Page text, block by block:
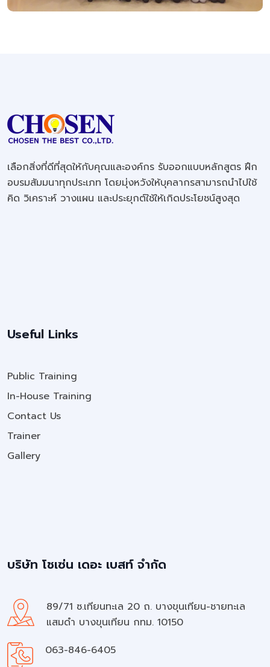
เลือกสิ่งที่ดีที่สุดให้กับคุณและองค์กร รับออกแบบหลักสูตร ฝึก
อบรมสัมมนาทุกประเภท โดยมุ่งหวังให้บุคลากรสามารถนำไปใช้
คิด วิเคราะห์ วางแผน และประยุกต์ใช้ให้เกิดประโยชน์สูงสุด
Useful Links
Public Training
In-House Training
Contact Us
Trainer
Gallery
บริษัท โชเซ่น เดอะ เบสท์ จำกัด
89/71 ซ.เทียนทะเล 20 ถ. บางขุนเทียน-ชายทะเล
แสมดำ บางขุนเทียน กทม. 10150
063-846-6405